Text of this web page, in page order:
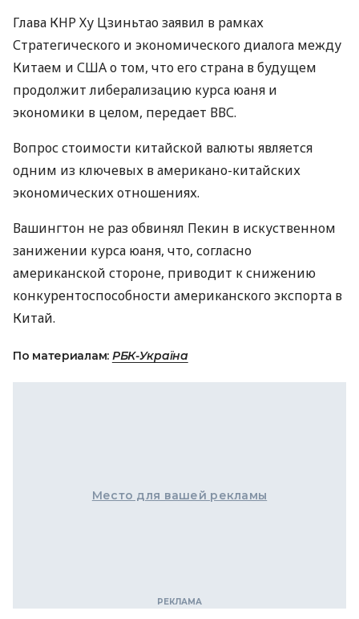
Глава КНР Ху Цзиньтао заявил в рамках
Стратегического и экономического диалога между
Китаем и США о том, что его страна в будущем
продолжит либерализацию курса юаня и
экономики в целом, передает ВВС.
Вопрос стоимости китайской валюты является
одним из ключевых в американо-китайских
экономических отношениях.
Вашингтон не раз обвинял Пекин в искуственном
занижении курса юаня, что, согласно
американской стороне, приводит к снижению
конкурентоспособности американского экспорта в
Китай.
По материалам: РБК-Україна
Место для вашей рекламы